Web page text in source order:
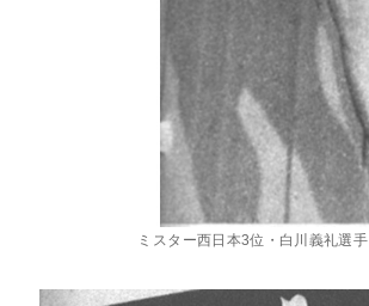
ミスター西日本3位・白川義礼選手